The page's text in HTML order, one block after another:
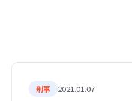
刑事 2021.01.07